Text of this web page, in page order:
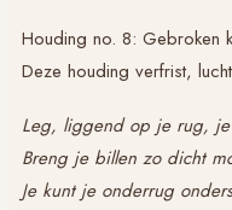
Houding no. 8: Gebroken
Deze houding verfrist,
Leg, liggend op je rug,
Breng je billen zo dicht
Je kunt je onderrug